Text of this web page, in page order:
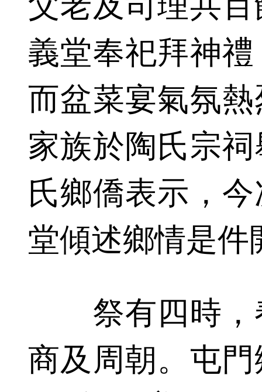
義堂奉祀拜神
而盆菜宴氣氛
家族於陶氏宗
氏鄉僑表示，
堂傾述鄉情是件
祭有四時，
商及周朝。屯